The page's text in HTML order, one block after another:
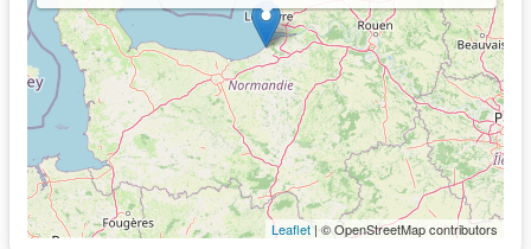
Leaflet | © OpenStreetMap contributors